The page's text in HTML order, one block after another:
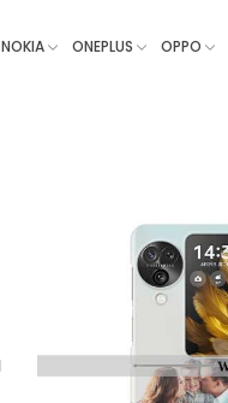
NOKIA ONEPLUS OPPO